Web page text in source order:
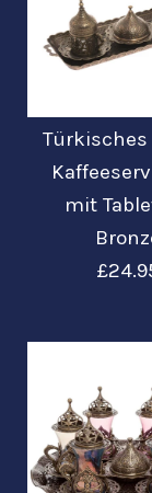
Türkisches
mit